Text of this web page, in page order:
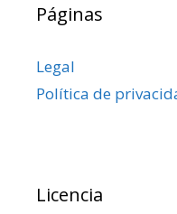
Páginas
Legal
Política de
Licencia